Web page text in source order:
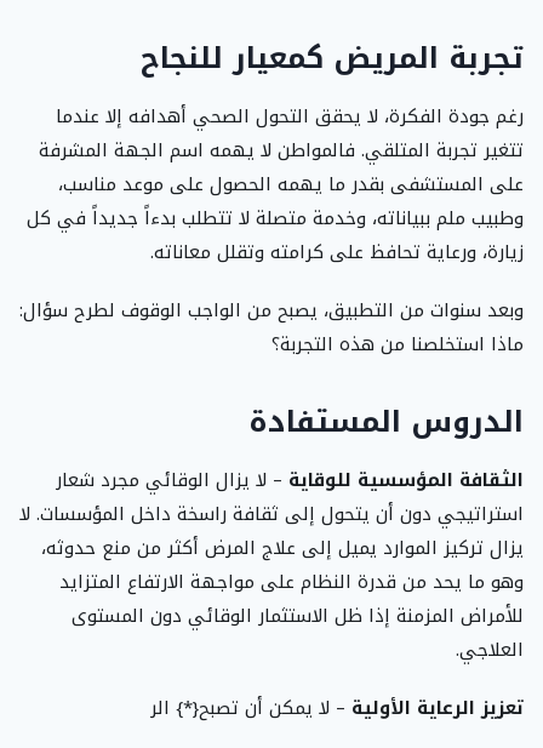
تجربة المريض كمعيار للنجاح
رغم جودة الفكرة، لا يحقق التحول الصحي أهدافه إلا عندما
تتغير تجربة المتلقي. فالمواطن لا يهمه اسم الجهة المشرفة
على المستشفى بقدر ما يهمه الحصول على موعد مناسب،
وطبيب ملم ببياناته، وخدمة متصلة لا تتطلب بدءاً جديداً في كل
زيارة، ورعاية تحافظ على كرامته وتقلل معاناته.
وبعد سنوات من التطبيق، يصبح من الواجب الوقوف لطرح سؤال:
ماذا استخلصنا من هذه التجربة؟
الدروس المستفادة
الثقافة المؤسسية للوقاية – لا يزال الوقائي مجرد شعار
استراتيجي دون أن يتحول إلى ثقافة راسخة داخل المؤسسات. لا
يزال تركيز الموارد يميل إلى علاج المرض أكثر من منع حدوثه،
وهو ما يحد من قدرة النظام على مواجهة الارتفاع المتزايد
للأمراض المزمنة إذا ظل الاستثمار الوقائي دون المستوى
العلاجي.
تعزيز الرعاية الأولية – لا يمكن أن تصبح{*} الر